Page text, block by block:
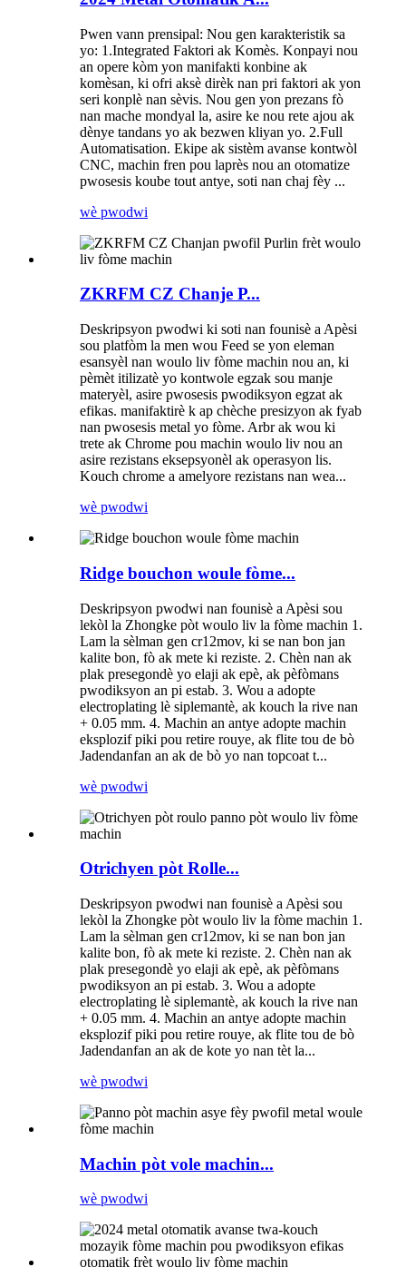
Pwen vann prensipal: Nou gen karakteristik sa
yo: 1.Integrated Faktori ak Komès. Konpayi nou
an opere kòm yon manifakti konbine ak
komèsan, ki ofri aksè dirèk nan pri faktori ak yon
seri konplè nan sèvis. Nou gen yon prezans fò
nan mache mondyal la, asire ke nou rete ajou ak
dènye tandans yo ak bezwen kliyan yo. 2.Full
Automatisation. Ekipe ak sistèm avanse kontwòl
CNC, machin fren pou laprès nou an otomatize
pwosesis koube tout antye, soti nan chaj fèy ...
wè pwodwi
ZKRFM CZ Chanje P...
Deskripsyon pwodwi ki soti nan founisè a Apèsi
sou platfòm la men wou Feed se yon eleman
esansyèl nan woulo liv fòme machin nou an, ki
pèmèt itilizatè yo kontwole egzak sou manje
materyèl, asire pwosesis pwodiksyon egzat ak
efikas. manifaktirè k ap chèche presizyon ak fyab
nan pwosesis metal yo fòme. Arbr ak wou ki
trete ak Chrome pou machin woulo liv nou an
asire rezistans eksepsyonèl ak operasyon lis.
Kouch chrome a amelyore rezistans nan wea...
wè pwodwi
Ridge bouchon woule fòme...
Deskripsyon pwodwi nan founisè a Apèsi sou
lekòl la Zhongke pòt woulo liv la fòme machin 1.
Lam la sèlman gen cr12mov, ki se nan bon jan
kalite bon, fò ak mete ki reziste. 2. Chèn nan ak
plak presegondè yo elaji ak epè, ak pèfòmans
pwodiksyon an pi estab. 3. Wou a adopte
electroplating lè siplemantè, ak kouch la rive nan
+ 0.05 mm. 4. Machin an antye adopte machin
eksplozif piki pou retire rouye, ak flite tou de bò
Jadendanfan an ak de bò yo nan topcoat t...
wè pwodwi
Otrichyen pòt Rolle...
Deskripsyon pwodwi nan founisè a Apèsi sou
lekòl la Zhongke pòt woulo liv la fòme machin 1.
Lam la sèlman gen cr12mov, ki se nan bon jan
kalite bon, fò ak mete ki reziste. 2. Chèn nan ak
plak presegondè yo elaji ak epè, ak pèfòmans
pwodiksyon an pi estab. 3. Wou a adopte
electroplating lè siplemantè, ak kouch la rive nan
+ 0.05 mm. 4. Machin an antye adopte machin
eksplozif piki pou retire rouye, ak flite tou de bò
Jadendanfan an ak de kote yo nan tèt la...
wè pwodwi
Machin pòt vole machin...
wè pwodwi